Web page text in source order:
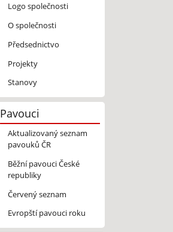
Logo společnosti
O společnosti
Předsednictvo
Projekty
Stanovy
Pavouci
Aktualizovaný seznam
pavouků ČR
Běžní pavouci České
republiky
Červený seznam
Evropští pavouci roku